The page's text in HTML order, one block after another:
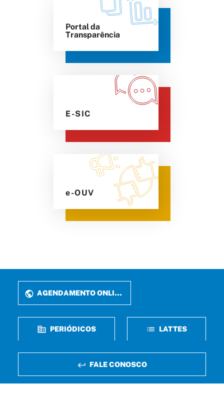
Portal da
Transparência
E-SIC
e-OUV
AGENDAMENTO ONLINE
PERIÓDICOS LATTES
FALE CONOSCO